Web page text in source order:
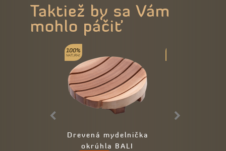
Taktiež by sa Vám
mohlo páčiť
Drevená mydelnička
okrúhla BALI